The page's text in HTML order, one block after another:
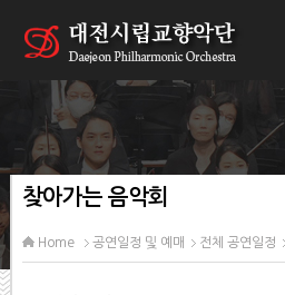
찾아가는 음악회
Home 공연일정 및 예매 전체 공연일정